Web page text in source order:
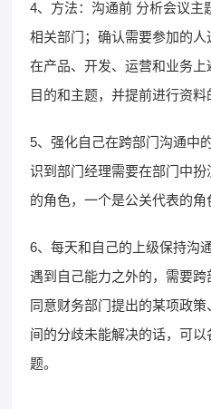
4、方法：沟通前 分析会议主
相关部门；确认需要参加的
在产品、开发、运营和业务
目的和主题，并提前进行资料
5、强化自己在跨部门沟通中
识到部门经理需要在部门中
的角色，一个是公关代表的角
6、每天和自己的上级保持沟
遇到自己能力之外的，需要
同意财务部门提出的某项政
间的分歧未能解决的话，可
题。